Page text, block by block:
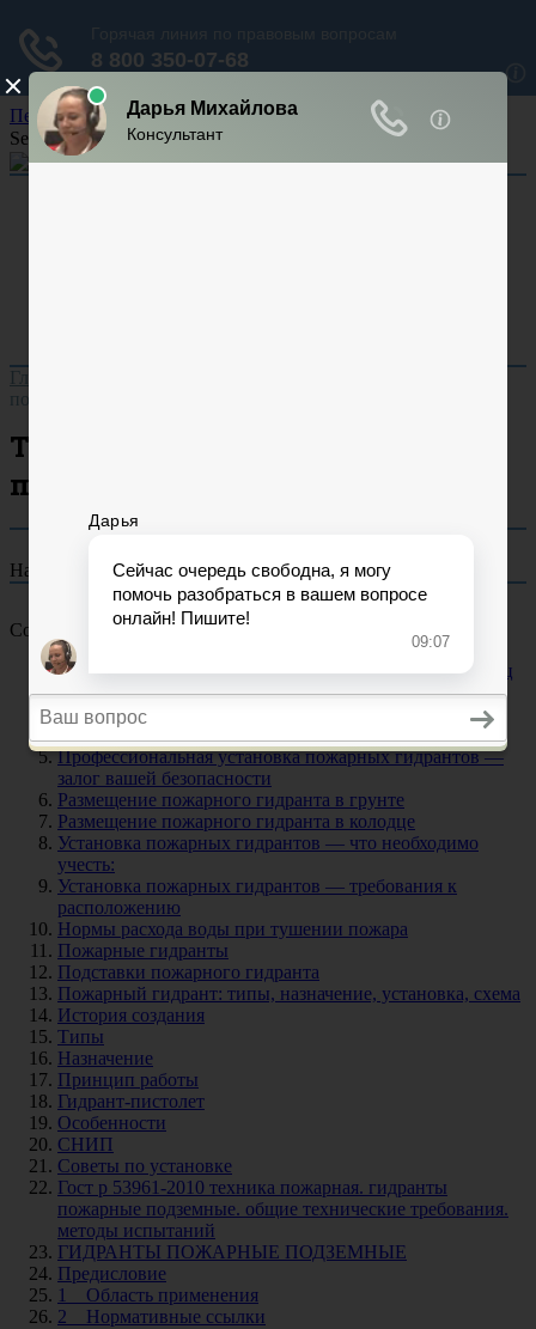
Перейти к содержанию
Search for:
Главная
пожарных гидрантов
Требования к указателям
пожарных гидрантов
На чтение 17 мин Опубликовано 03.09.2023
Содержание
Требования к установке пожарного гидранта в колодец
Требования к установке пожарного гидранта
Установка гидранта
Профессиональная установка пожарных гидрантов —
залог вашей безопасности
Размещение пожарного гидранта в грунте
Размещение пожарного гидранта в колодце
Установка пожарных гидрантов — что необходимо
учесть:
Установка пожарных гидрантов — требования к
расположению
Нормы расхода воды при тушении пожара
Пожарные гидранты
Подставки пожарного гидранта
Пожарный гидрант: типы, назначение, установка, схема
История создания
Типы
Назначение
Принцип работы
Гидрант-пистолет
Особенности
СНИП
Советы по установке
Гост р 53961-2010 техника пожарная. гидранты
пожарные подземные. общие технические требования.
методы испытаний
ГИДРАНТЫ ПОЖАРНЫЕ ПОДЗЕМНЫЕ
Предисловие
1 Область применения
2 Нормативные ссылки